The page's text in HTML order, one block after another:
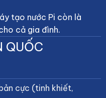
tạo nước Pi còn là
cả gia đình.
QUỐC
cực (tinh khiết,